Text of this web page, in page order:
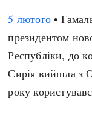
5 лютого •
президентом
Республіки, до
Сирія вийшла з
року